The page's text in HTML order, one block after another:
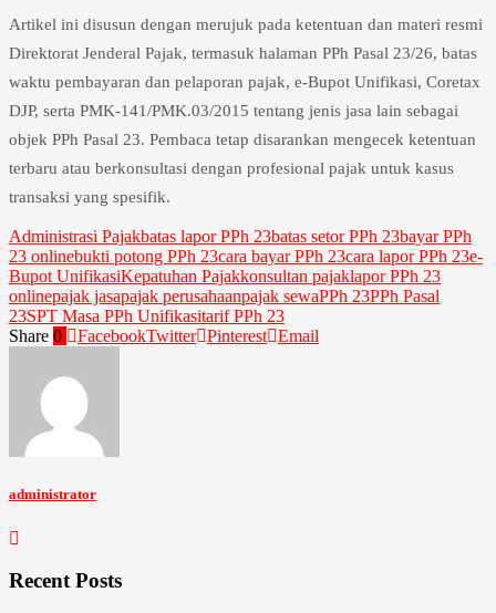
Artikel ini disusun dengan merujuk pada ketentuan dan materi resmi
Direktorat Jenderal Pajak, termasuk halaman PPh Pasal 23/26, batas
waktu pembayaran dan pelaporan pajak, e-Bupot Unifikasi, Coretax
DJP, serta PMK-141/PMK.03/2015 tentang jenis jasa lain sebagai
objek PPh Pasal 23. Pembaca tetap disarankan mengecek ketentuan
terbaru atau berkonsultasi dengan profesional pajak untuk kasus
transaksi yang spesifik.
Administrasi Pajakbatas lapor PPh 23batas setor PPh 23bayar PPh
23 onlinebukti potong PPh 23cara bayar PPh 23cara lapor PPh 23e-
Bupot UnifikasiKepatuhan Pajakkonsultan pajaklapor PPh 23
onlinepajak jasapajak perusahaanpajak sewaPPh 23PPh Pasal
23SPT Masa PPh Unifikasitarif PPh 23
Share 0 FacebookTwitter Pinterest Email
administrator
Recent Posts